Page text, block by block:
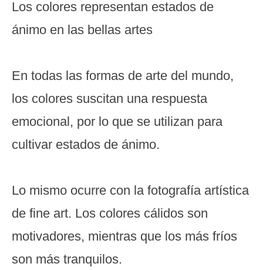
Los colores representan estados de
ánimo en las bellas artes
En todas las formas de arte del mundo,
los colores suscitan una respuesta
emocional, por lo que se utilizan para
cultivar estados de ánimo.
Lo mismo ocurre con la fotografía artística
de fine art. Los colores cálidos son
motivadores, mientras que los más fríos
son más tranquilos.